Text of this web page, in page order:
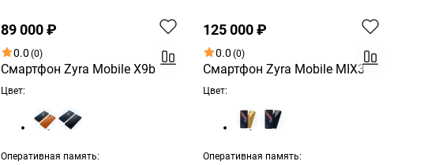
89 000 ₽
0.0 (0)
Смартфон Zyra Mobile X9b
Цвет:
Оперативная память:
125 000 ₽
0.0 (0)
Смартфон Zyra Mobile MIX3
Цвет:
Оперативная память: